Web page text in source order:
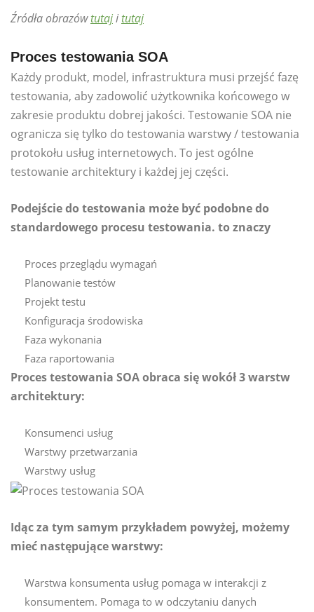
Źródła obrazówtutajitutaj
Proces testowania SOA
Każdy produkt, model, infrastruktura musi przejść fazę
testowania, aby zadowolić użytkownika końcowego w
zakresie produktu dobrej jakości. Testowanie SOA nie
ogranicza się tylko do testowania warstwy / testowania
protokołu usług internetowych. To jest ogólne
testowanie architektury i każdej jej części.
Podejście do testowania może być podobne do
standardowego procesu testowania. to znaczy
Proces przeglądu wymagań
Planowanie testów
Projekt testu
Konfiguracja środowiska
Faza wykonania
Faza raportowania
Proces testowania SOA obraca się wokół 3 warstw
architektury:
Konsumenci usług
Warstwy przetwarzania
Warstwy usług
Idąc za tym samym przykładem powyżej, możemy
mieć następujące warstwy:
Warstwa konsumenta usług pomaga w interakcji z
konsumentem. Pomaga to w odczytaniu danych